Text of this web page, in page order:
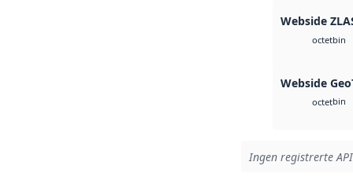
Webside
octetbin
Webside
octetbin
Ingen registrerte